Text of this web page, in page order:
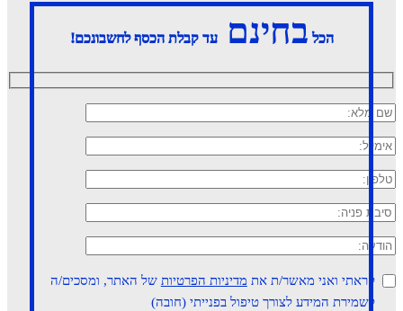
הכל בחינםעד קבלת הכסף לחשבונכם!
קראתי ואני מאשר/ת את מדיניות הפרטיות של האתר, ומסכים/ה
לשמירת המידע לצורך טיפול בפנייתי (חובה)